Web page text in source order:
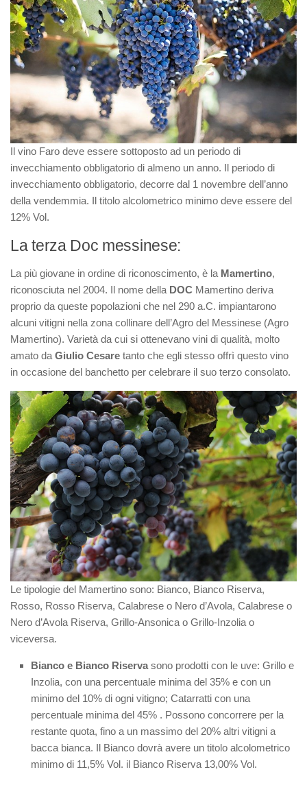
Il vino Faro deve essere sottoposto ad un periodo di
invecchiamento obbligatorio di almeno un anno. Il periodo di
invecchiamento obbligatorio, decorre dal 1 novembre dell’anno
della vendemmia. Il titolo alcolometrico minimo deve essere del
12% Vol.
La terza Doc messinese:
La più giovane in ordine di riconoscimento, è la Mamertino,
riconosciuta nel 2004. Il nome della DOC Mamertino deriva
proprio da queste popolazioni che nel 290 a.C. impiantarono
alcuni vitigni nella zona collinare dell’Agro del Messinese (Agro
Mamertino). Varietà da cui si ottenevano vini di qualità, molto
amato da Giulio Cesare tanto che egli stesso offrì questo vino
in occasione del banchetto per celebrare il suo terzo consolato.
Le tipologie del Mamertino sono: Bianco, Bianco Riserva,
Rosso, Rosso Riserva, Calabrese o Nero d’Avola, Calabrese o
Nero d’Avola Riserva, Grillo-Ansonica o Grillo-Inzolia o
viceversa.
Bianco e Bianco Riserva sono prodotti con le uve: Grillo e
Inzolia, con una percentuale minima del 35% e con un
minimo del 10% di ogni vitigno; Catarratti con una
percentuale minima del 45% . Possono concorrere per la
restante quota, fino a un massimo del 20% altri vitigni a
bacca bianca. Il Bianco dovrà avere un titolo alcolometrico
minimo di 11,5% Vol. il Bianco Riserva 13,00% Vol.